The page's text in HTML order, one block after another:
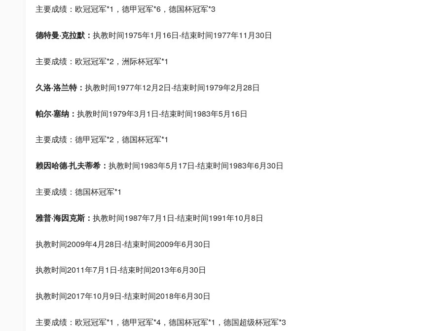
主要成绩：欧冠冠军*1，德甲冠军*6，德国杯冠军*3
德特曼·克拉默： 执教时间1975年1月16日-结束时间1977年11月30日
主要成绩：欧冠冠军*2，洲际杯冠军*1
久洛·洛兰特： 执教时间1977年12月2日-结束时间1979年2月28日
帕尔·塞纳： 执教时间1979年3月1日-结束时间1983年5月16日
主要成绩：德甲冠军*2，德国杯冠军*1
赖因哈德·扎夫蒂希： 执教时间1983年5月17日-结束时间1983年6月30日
主要成绩：德国杯冠军*1
雅普·海因克斯： 执教时间1987年7月1日-结束时间1991年10月8日
执教时间2009年4月28日-结束时间2009年6月30日
执教时间2011年7月1日-结束时间2013年6月30日
执教时间2017年10月9日-结束时间2018年6月30日
主要成绩：欧冠冠军*1，德甲冠军*4，德国杯冠军*1，德国超级杯冠军*3